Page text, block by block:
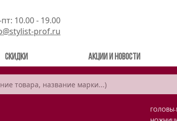
10.00 - 19.00
prof.ru
Скидки Акции и новости